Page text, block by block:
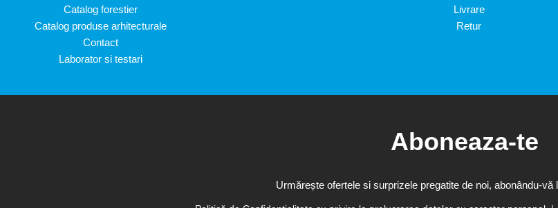
Catalog forestier
Catalog produse arhitecturale
Contact
Laborator si testari
Livrare
Retur
Aboneaza-te
Urmărește ofertele si surprizele pregatite de noi, abonându-vă